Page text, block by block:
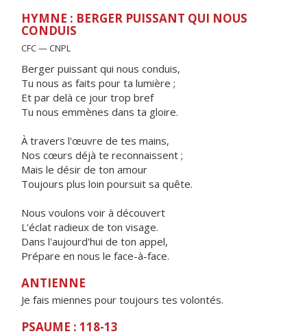
HYMNE : BERGER PUISSANT QUI NOUS
CONDUIS
CFC — CNPL
Berger puissant qui nous conduis,
Tu nous as faits pour ta lumière ;
Et par delà ce jour trop bref
Tu nous emmènes dans ta gloire.
À travers l'œuvre de tes mains,
Nos cœurs déjà te reconnaissent ;
Mais le désir de ton amour
Toujours plus loin poursuit sa quête.
Nous voulons voir à découvert
L'éclat radieux de ton visage.
Dans l'aujourd'hui de ton appel,
Prépare en nous le face-à-face.
ANTIENNE
Je fais miennes pour toujours tes volontés.
PSAUME : 118-13